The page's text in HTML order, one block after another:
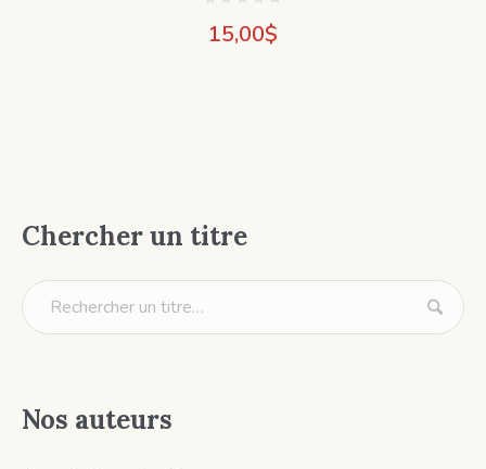
15,00$
Chercher un titre
Nos auteurs